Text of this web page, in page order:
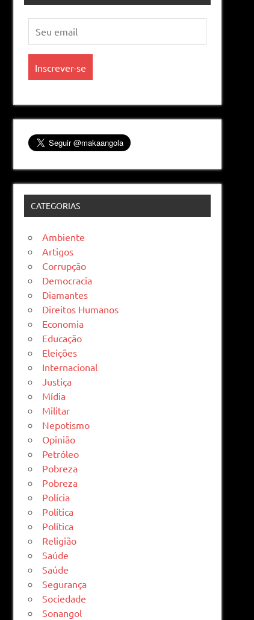
CATEGORIAS
Ambiente
Artigos
Corrupção
Democracia
Diamantes
Direitos Humanos
Economia
Educação
Eleições
Internacional
Justiça
Mídia
Militar
Nepotismo
Opinião
Petróleo
Pobreza
Pobreza
Polícia
Política
Política
Religião
Saúde
Saúde
Segurança
Sociedade
Sonangol